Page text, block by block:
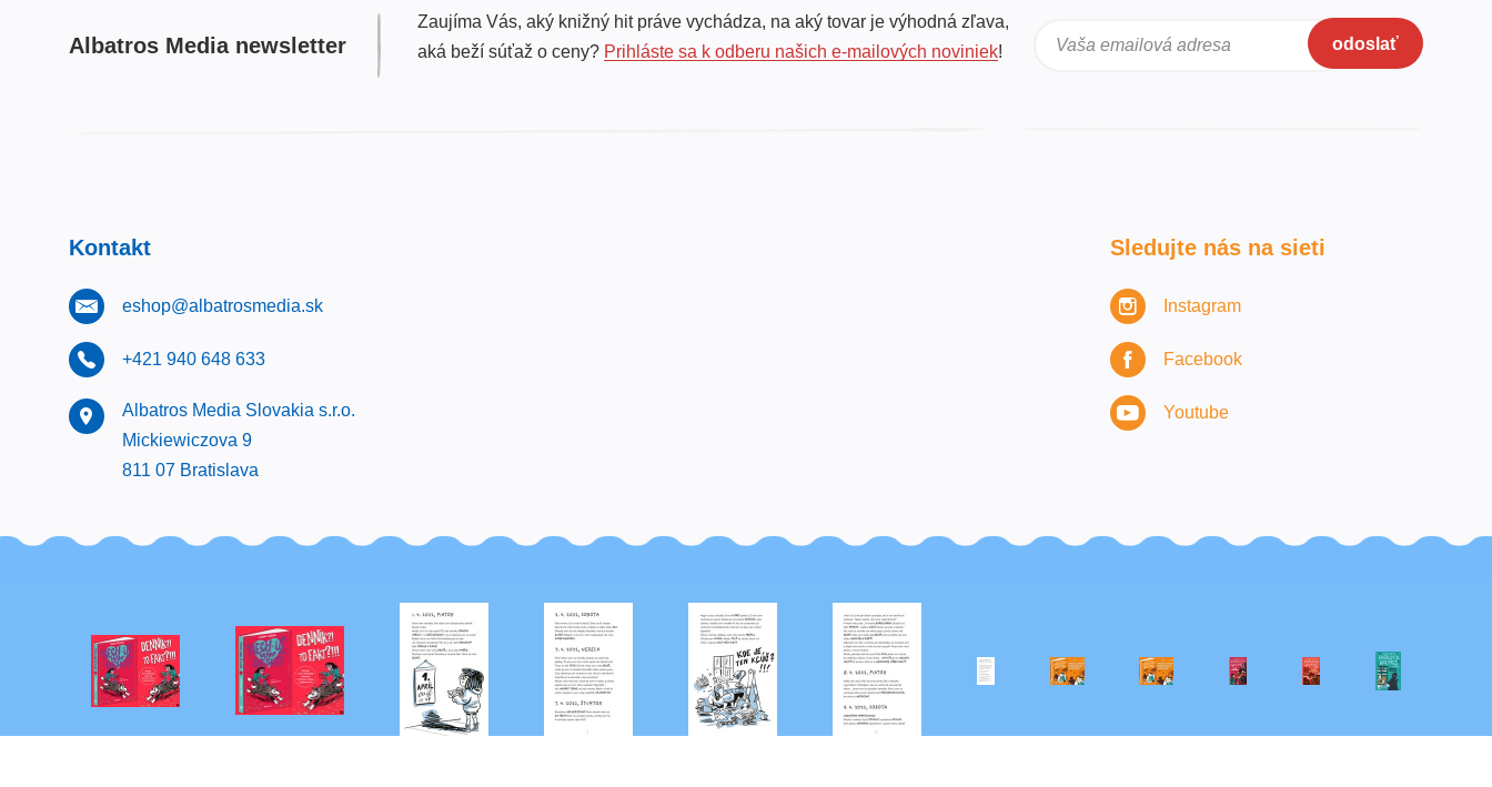
Albatros Media newsletter
Zaujíma Vás, aký knižný hit práve vychádza, na aký tovar je výhodná zľava,
aká beží súťaž o ceny? Prihláste sa k odberu našich e-mailových noviniek! Vaša emailová adresa odoslať
Kontakt
eshop@albatrosmedia.sk
+421 940 648 633
Albatros Media Slovakia s.r.o.
Mickiewiczova 9
811 07 Bratislava
Sledujte nás na sieti
Instagram
Facebook
Youtube